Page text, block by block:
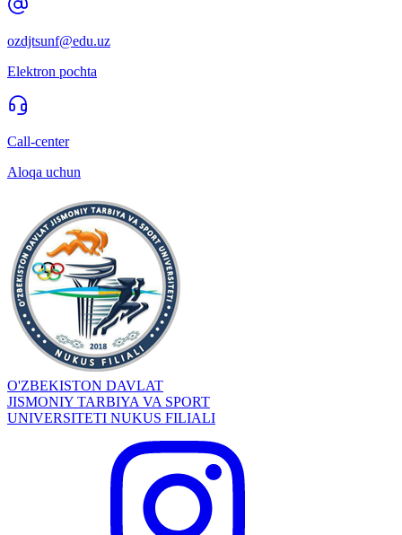
ozdjtsunf@edu.uz
Elektron pochta
Call-center
Aloqa uchun
O'ZBEKISTON DAVLAT
JISMONIY TARBIYA VA SPORT
UNIVERSITETI NUKUS FILIALI